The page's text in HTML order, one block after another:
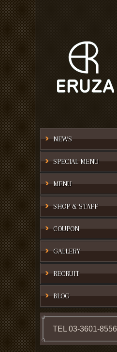
NEWS
SPECIAL MENU
MENU
SHOP & STAFF
COUPON
GALLERY
RECRUIT
BLOG
TEL 03-3601-8556